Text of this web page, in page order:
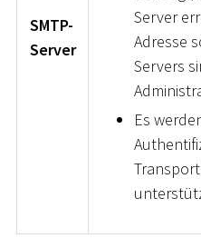
SMTP-
Server
Server
Adresse
Servers
Es